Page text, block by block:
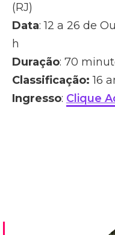
(RJ)
Data: 12 a 26 de
h
Duração: 70
Classificação:16
Ingresso: Clique